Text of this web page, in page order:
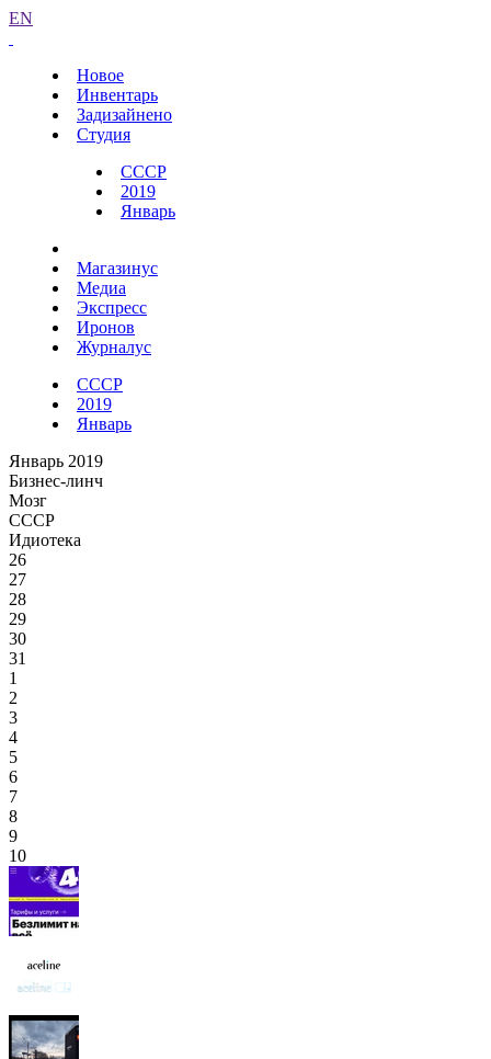
EN
Новое
Инвентарь
Задизайнено
Студия
СССР
2019
Январь
Магазинус
Медиа
Экспресс
Иронов
Журналус
СССР
2019
Январь
Январь 2019
Бизнес-линч
Мозг
СССР
Идиотека
26
27
28
29
30
31
1
2
3
4
5
6
7
8
9
10